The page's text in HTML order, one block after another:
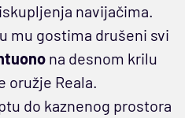
navijačima.
mu gostima drušeni svi
na desnom krilu
oružje Reala.
do kaznenog prostora